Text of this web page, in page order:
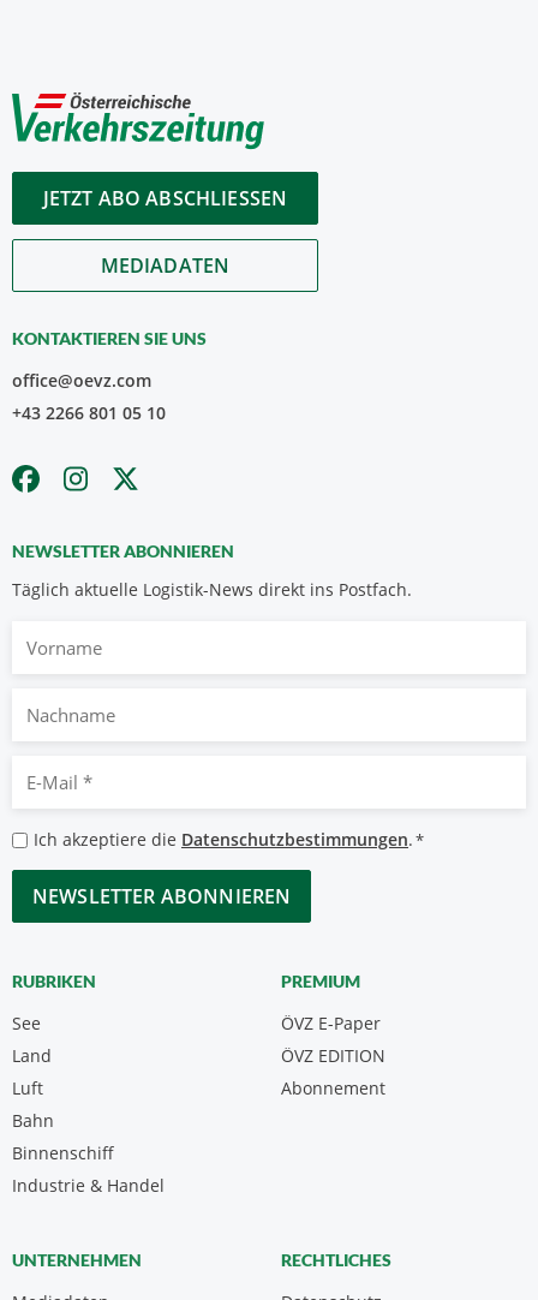
JETZT ABO ABSCHLIESSEN
MEDIADATEN
KONTAKTIEREN SIE UNS
office@oevz.com
+43 2266 801 05 10
NEWSLETTER ABONNIEREN
Täglich aktuelle Logistik-News direkt ins Postfach.
Nachname
Mail
*
Datenschutzbestimmungen
*
Ich akzeptiere die Datenschutzbestimmungen.*
CAPTCHA
RUBRIKEN
See
Land
Luft
Bahn
Binnenschiff
Industrie & Handel
PREMIUM
ÖVZ E-Paper
Abonnement
ÖVZ EDITION
UNTERNEHMEN RECHTLICHES